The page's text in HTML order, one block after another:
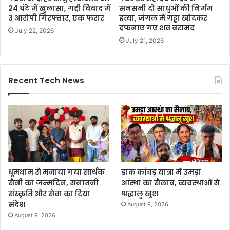
24 घंटे में खुलासा, गद्दी विवाद में
3 आरोपी गिरफ्तार, एक फरार
July 22, 2026
सनसनी दो साधुओं की निर्मम
हत्या, जंगल में गड्ढा खोदकर
दफनाए गए शव बरामद
July 21, 2026
Recent Tech News
धूमधाम से मनाया गया सार्थक
सैनी का जन्मदिन, सनातनी
संस्कृति और सेवा का दिया
संदेश
August 9, 2026
डाक कांवड़ यात्रा में उमड़ा
आस्था का सैलाब, व्यवस्थाओं से
श्रद्धालु खुश
August 9, 2026